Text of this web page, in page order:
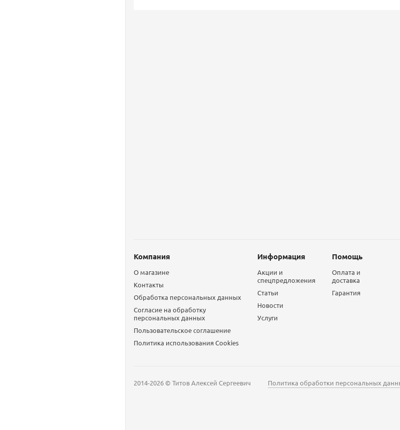
Компания
О магазине
Контакты
Обработка персональных данных
Согласие на обработку
персональных данных
Пользовательское соглашение
Политика использования Сookies
Информация
Акции и
спецпредложения
Статьи
Новости
Услуги
Помощь
Оплата и
доставка
Гарантия
2014-2026 © Титов Алексей Сергеевич Политика обработки персональных